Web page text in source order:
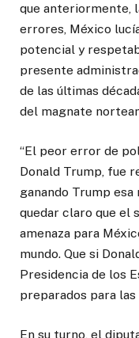
que anteriormente,
errores, México
potencial y
presente
de las últimas
del magnate
“El peor error de
Donald Trump, fue
ganando Trump
quedar claro que el
amenaza para
mundo. Que si
Presidencia de los
preparados para las
En su turno, el